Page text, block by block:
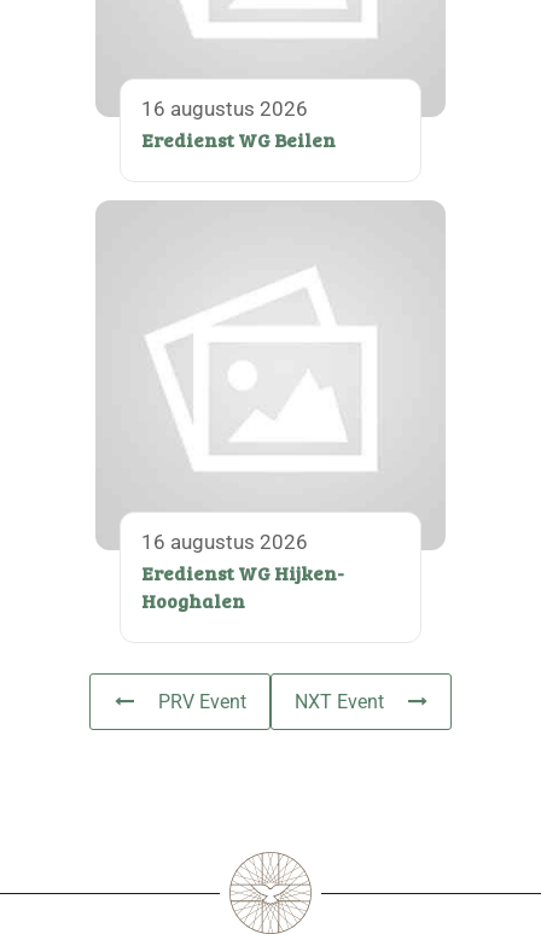
16 augustus 2026
Eredienst WG Beilen
16 augustus 2026
Eredienst WG Hijken-
Hooghalen
PRV Event NXT Event